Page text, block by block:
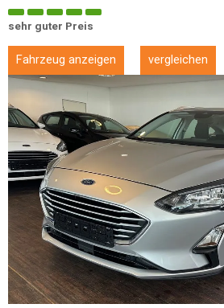
sehr guter Preis
Fahrzeug anzeigen vergleichen